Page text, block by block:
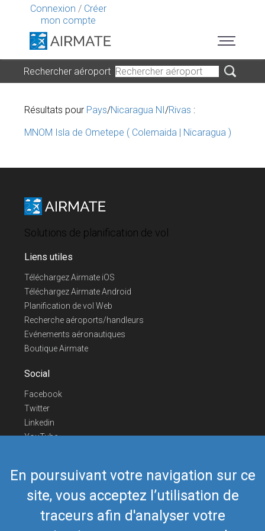
Connexion / Créer
mon compte
En poursuivant votre navigation sur ce
site, vous acceptez l’utilisation de
traceurs afin d'analyser votre
Rechercher aéroport
Résultats pour Pays/Nicaragua NI/Rivas :
MNOM Isla de Ometepe ( Colemaida | Nicaragua )
Solutions de planification de vol
Liens utiles
Téléchargez Airmate iOS
Téléchargez Airmate Android
Planification de vol Web
Recherche aéroports/handleurs
Evénements aéronautiques
Boutique Airmate
Social
Facebook
Twitter
Linkedin
YouTube
Nous contacter
Téléphone Europe+352 26441835
Téléphone US/Canada418-592-8862